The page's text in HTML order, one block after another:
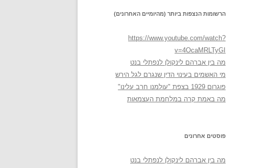
הרשומות הנצפות ביותר (מהיומיים האחרונים)
https://www.youtube.com/watch?
v=4OcaMRLTyGI
מה בין אברהם לינקולן לנפתלי בנט
מי האשמים בעינוי הדין שנגרם לגל הירש
פוגרום 1929 בצפת "עולמנו חרב עלינו"
מה באמת קרה במלחמת העצמאות
פוסטים אחרונים
מה בין אברהם לינקולן לנפתלי בנט